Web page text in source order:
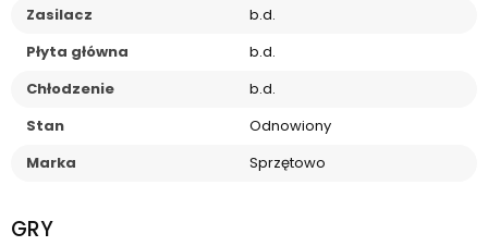
Zasilacz
b.d.
Płyta główna
b.d.
Chłodzenie
b.d.
Stan
Odnowiony
Marka
Sprzętowo
GRY